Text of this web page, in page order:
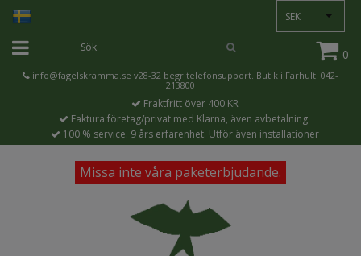
SEK
0
info@fagelskramma.se v28-32 begr telefonsupport. Butik i Farhult. 042-
213800
Fraktfritt över 400 KR
Faktura företag/privat med Klarna, även avbetalning.
100 % service. 9 års erfarenhet. Utför även installationer
Missa inte våra paketerbjudande.